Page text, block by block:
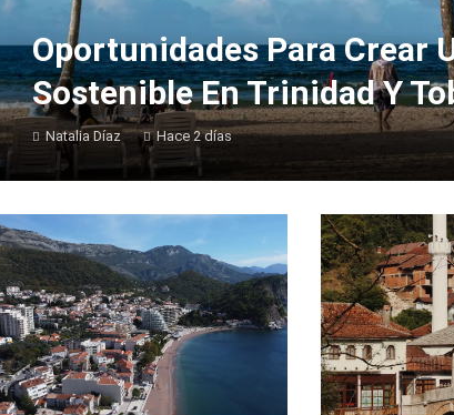
Oportunidades Para Crear
Sostenible En Trinidad Y
Natalia Díaz Hace 2 días